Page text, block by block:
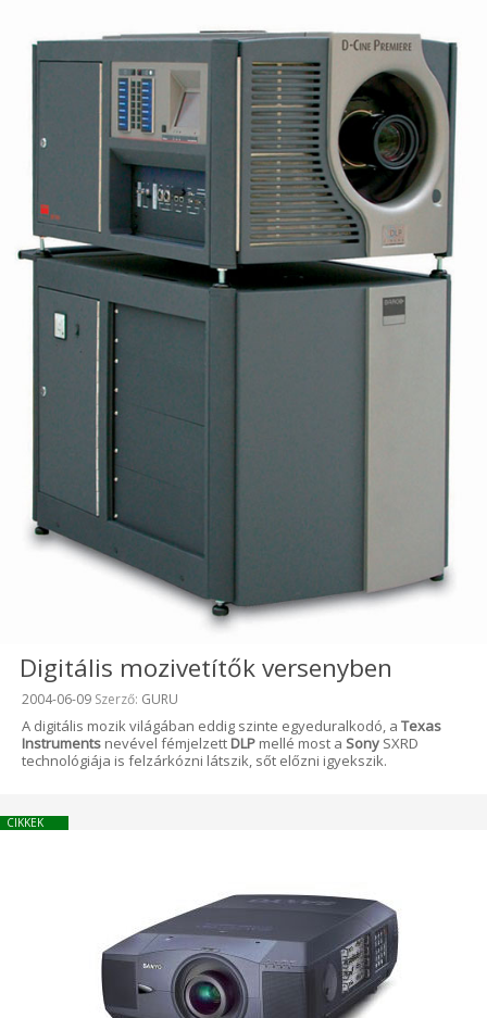
Digitális mozivetítők versenyben
Beküldve:
2004-06-09 Szerző: GURU
A digitális mozik világában eddig szinte egyeduralkodó, a Texas
Instruments nevével fémjelzett DLP mellé most a Sony SXRD
technológiája is felzárkózni látszik, sőt előzni igyekszik.
CIKKEK